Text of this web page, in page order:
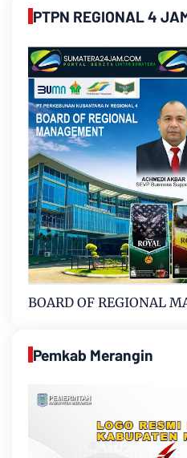
PTPN REGIONAL 4
BOARD OF REGIONAL
Pemkab Merangin